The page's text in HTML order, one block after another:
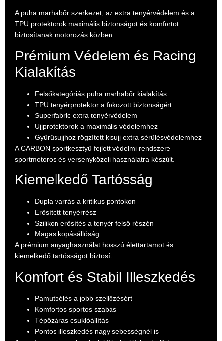
A puha marhabőr szerkezet, az extra tenyérvédelem és a
TPU protektorok maximális biztonságot és komfortot
biztosítanak motorozás közben.
Prémium Védelem és Racing
Kialakítás
Felsőkategóriás puha marhabőr kialakítás
TPU tenyérprotektor a fokozott biztonságért
Superfabric extra tenyérvédelem
Ujjprotektorok a maximális védelemhez
Gyűrűsujjhoz rögzített kisujj extra sérülésvédelemhez
A CARBON sportkesztyű fejlett védelmi rendszere
sportmotoros és versenyközeli használatra készült.
Kiemelkedő Tartósság
Dupla varrás a kritikus pontokon
Erősített tenyérrész
Szilikon erősítés a tenyér felső részén
Magas kopásállóság
A prémium anyaghasználat hosszú élettartamot és
kiemelkedő tartósságot biztosít.
Komfort és Stabil Illeszkedés
Pamutbélés a jobb szellőzésért
Komfortos sportos szabás
Tépőzáras csuklóállítás
Pontos illeszkedés nagy sebességnél is